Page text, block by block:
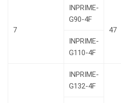
7
INPRIME-
G90-4F
47
INPRIME-
G110-4F
INPRIME-
G132-4F